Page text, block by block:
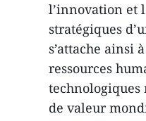
l’innovation et
stratégiques
s’attache ainsi
ressources
technologiques
de valeur